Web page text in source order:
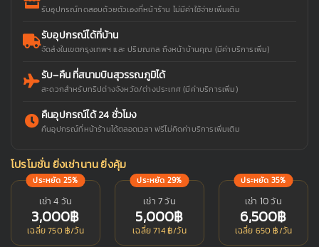
รับอุปกรณ์ทดสอบด้วยตัวเองที่หน้าร้าน ไม่มีค่าใช้จ่ายเพิ่มเติม
รับอุปกรณ์ได้ที่บ้าน
จัดส่งในเขตกรุงเทพฯ และ ปริมณฑล ถึงหน้าบ้านคุณ (มีค่าบริการเพิ่ม)
รับ–คืน ที่สนามบินสุวรรณภูมิได้
สะดวกสำหรับทริปต่างจังหวัด/ต่างประเทศ (มีค่าบริการเพิ่ม)
คืนอุปกรณ์ได้ 24 ชั่วโมง
คืนอุปกรณ์ที่หน้าร้านได้ตลอดเวลา ฟรีไม่คิดค่าบริการเพิ่มเติม
โปรโมชั่น ยิ่งเช่านาน ยิ่งคุ้ม
ประหยัด 25%
เช่า 4 วัน
3,000฿
เฉลี่ย 750 ฿/วัน
ประหยัด 29%
เช่า 7 วัน
5,000฿
เฉลี่ย 714 ฿/วัน
ประหยัด 35%
เช่า 10 วัน
6,500฿
เฉลี่ย 650 ฿/วัน